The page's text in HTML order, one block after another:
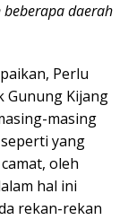
daerah
Perlu
Gunung Kijang
masing
yang
oleh
hal ini
rekan-rekan